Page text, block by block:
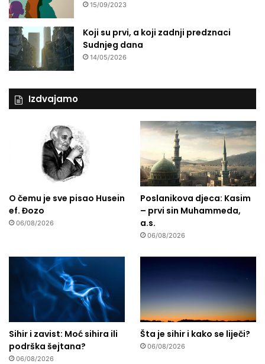
15/09/2023
Koji su prvi, a koji zadnji predznaci
Sudnjeg dana
14/05/2026
Izdvajamo
O čemu je sve pisao Husein
ef. Đozo
06/08/2026
Poslanikova djeca: Kasim
– prvi sin Muhammeda,
a.s.
06/08/2026
Sihir i zavist: Moć sihira ili
podrška šejtana?
06/08/2026
Šta je sihir i kako se liječi?
06/08/2026